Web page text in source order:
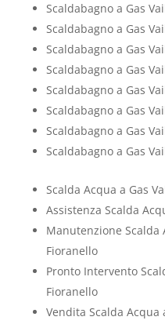
Scaldabagno a Gas
Scaldabagno a Gas
Scaldabagno a Gas
Scaldabagno a Gas
Scaldabagno a Gas
Scaldabagno a Gas
Scaldabagno a Gas
Scaldabagno a Gas
Scalda Acqua a Gas
Assistenza Scalda
Manutenzione Scalda
Fioranello
Pronto Intervento
Fioranello
Vendita Scalda Acqua